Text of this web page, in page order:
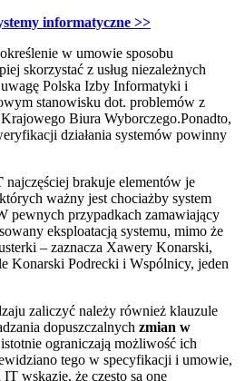
informatyczne >>
w umowie sposobu
skorzystać z usług niezależnych
Polska Izby Informatyki i
stanowisku dot. problemów z
Biura Wyborczego.Ponadto,
działania systemów powinny
najczęściej brakuje elementów je
ważny jest chociażby system
pewnych przypadkach zamawiający
eksploatacją systemu, mimo że
– zaznacza Xawery Konarski,
Konarski Podrecki i Wspólnicy, jeden
zaliczyć należy również klauzule
dopuszczalnych zmian w
ograniczają możliwość ich
tego w specyfikacji i umowie,
wskazje, że często są one